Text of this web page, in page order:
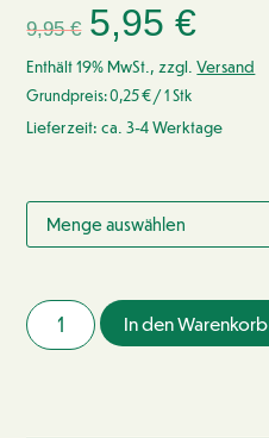
9,95€ 5,95€
Enthält 19% MwSt., zzgl.Versand
Grundpreis:0,25€/ 1 Stk
Lieferzeit: ca. 3-4 Werktage
In den Warenkorb